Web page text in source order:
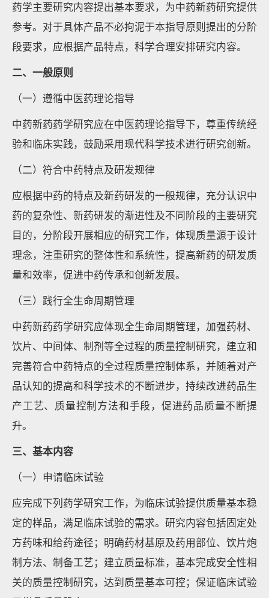
药学主要研究内容提出基本要求，为中药新药研究提供
参考。对于具体产品不必拘泥于本指导原则提出的分阶
段要求，应根据产品特点，科学合理安排研究内容。
二、一般原则
（一）遵循中医药理论指导
中药新药药学研究应在中医药理论指导下，尊重传统经
验和临床实践，鼓励采用现代科学技术进行研究创新。
（二）符合中药特点及研发规律
应根据中药的特点及新药研发的一般规律，充分认识中
药的复杂性、新药研发的渐进性及不同阶段的主要研究
目的，分阶段开展相应的研究工作，体现质量源于设计
理念，注重研究的整体性和系统性，提高新药的研发质
量和效率，促进中药传承和创新发展。
（三）践行全生命周期管理
中药新药药学研究应体现全生命周期管理，加强药材、
饮片、中间体、制剂等全过程的质量控制研究，建立和
完善符合中药特点的全过程质量控制体系，并随着对产
品认知的提高和科学技术的不断进步，持续改进药品生
产工艺、质量控制方法和手段，促进药品质量不断提
升。
三、基本内容
（一）申请临床试验
应完成下列药学研究工作，为临床试验提供质量基本稳
定的样品，满足临床试验的需求。研究内容包括固定处
方药味和给药途径；明确药材基原及药用部位、饮片炮
制方法、制备工艺；建立质量标准，基本完成安全性相
关的质量控制研究，达到质量基本可控；保证临床试验